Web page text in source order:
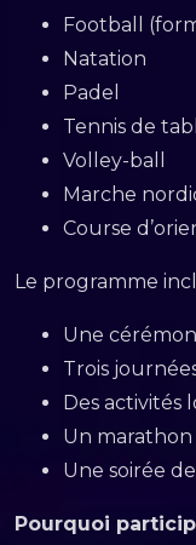
Football
Natation
Padel
Tennis de
Volley-ball
Marche
Course
Le programme
Une
Trois
Des activités
Un marathon
Une soirée
Pourquoi